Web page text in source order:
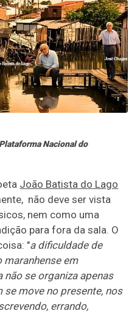
Nacional do
João Batista do Lago
não deve ser vista
nem como uma
para fora da sala. O
"a dificuldade de
em
não se organiza apenas
move no presente, nos
errando,